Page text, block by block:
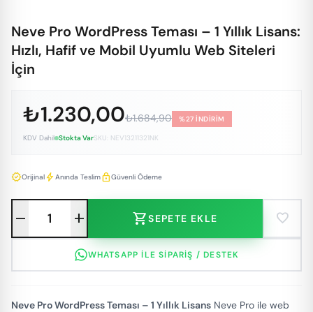
Neve Pro WordPress Teması – 1 Yıllık Lisans:
Hızlı, Hafif ve Mobil Uyumlu Web Siteleri
İçin
₺1.230,00₺1.684,90 %27 İNDİRİM
KDV Dahil Stokta VarSKU: NEV13211321NK
verifiedOrijinal boltAnında TeslimlockGüvenli Ödeme
remove add shopping_cartSEPETE EKLE favorite
WHATSAPP ILE SIPARIŞ / DESTEK
Neve Pro WordPress Teması – 1 Yıllık Lisans Neve Pro ile web